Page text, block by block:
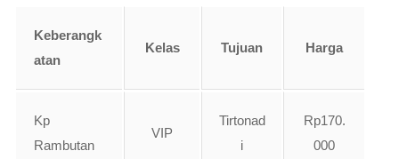
Keberangk
atan
Kelas Tujuan Harga
Kp
Rambutan
VIP
Tirtonad
i
Rp170.
000